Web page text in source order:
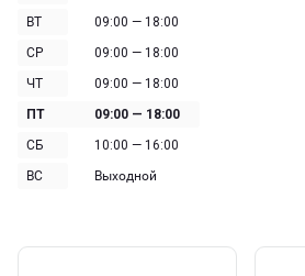
ВТ
09:00 — 18:00
СР
09:00 — 18:00
ЧТ
09:00 — 18:00
ПТ
09:00 — 18:00
СБ
10:00 — 16:00
ВС
Выходной